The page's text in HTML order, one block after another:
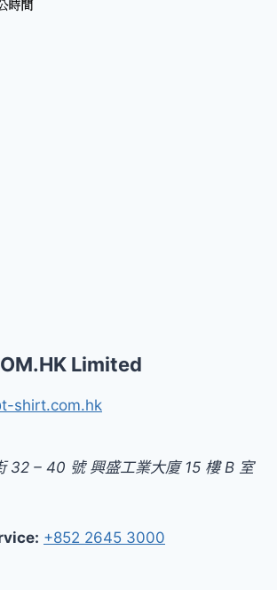
Limited
shirt.com.hk
32 – 40 號 興盛工業大廈 15 樓 B 室
+852 2645 3000